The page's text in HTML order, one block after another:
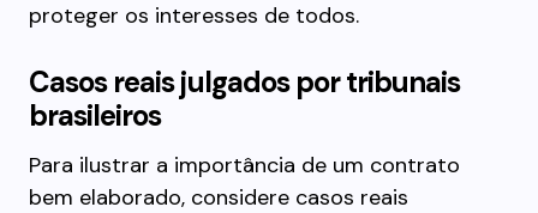
proteger os interesses de todos.
Casos reais julgados por tribunais
brasileiros
Para ilustrar a importância de um contrato
bem elaborado, considere casos reais